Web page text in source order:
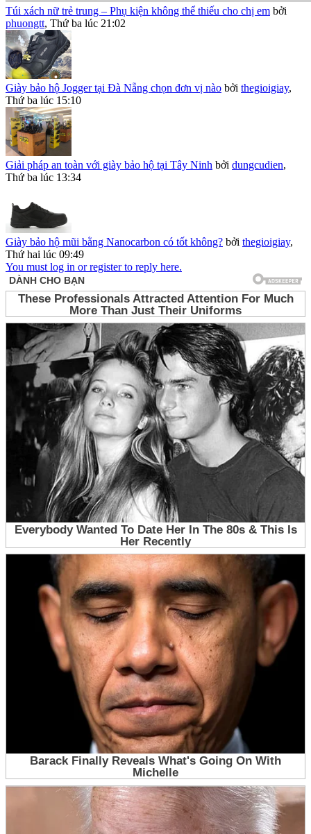
Túi xách nữ trẻ trung – Phụ kiện không thể thiếu cho chị em bởi
phuongtt, Thứ ba lúc 21:02
Giày bảo hộ Jogger tại Đà Nẵng chọn đơn vị nào bởi thegioigiay,
Thứ ba lúc 15:10
Giải pháp an toàn với giày bảo hộ tại Tây Ninh bởi dungcudien,
Thứ ba lúc 13:34
Giày bảo hộ mũi bằng Nanocarbon có tốt không? bởi thegioigiay,
Thứ hai lúc 09:49
You must log in or register to reply here.